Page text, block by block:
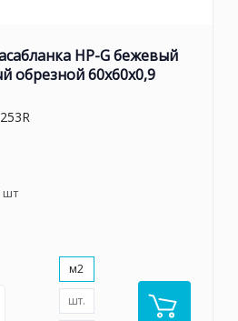
HP-G бежевый
обрезной 60x60x0,9
шт
м2
шт.